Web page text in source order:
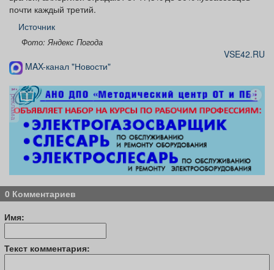
почти каждый третий.
Источник
Фото: Яндекс Погода
VSE42.RU
MAX-канал "Новости"
реклама
0 Комментариев
Имя:
Текст комментария: